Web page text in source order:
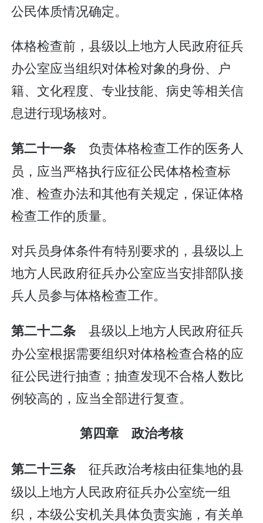
公民体质情况确定。
体格检查前，县级以上地方人民政府征兵
办公室应当组织对体检对象的身份、户
籍、文化程度、专业技能、病史等相关信
息进行现场核对。
第二十一条 负责体格检查工作的医务人
员，应当严格执行应征公民体格检查标
准、检查办法和其他有关规定，保证体格
检查工作的质量。
对兵员身体条件有特别要求的，县级以上
地方人民政府征兵办公室应当安排部队接
兵人员参与体格检查工作。
第二十二条 县级以上地方人民政府征兵
办公室根据需要组织对体格检查合格的应
征公民进行抽查；抽查发现不合格人数比
例较高的，应当全部进行复查。
第四章 政治考核
第二十三条 征兵政治考核由征集地的县
级以上地方人民政府征兵办公室统一组
织，本级公安机关具体负责实施，有关单